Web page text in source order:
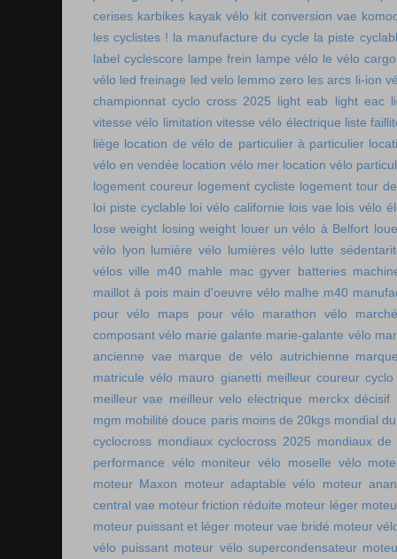
cerises karbikes kayak vélo kit conversion vae
les cyclistes ! la manufacture du cycle la piste
label cyclescore lampe frein lampe vélo le vélo
vélo led freinage led velo lemmo zero les arcs li-ion
championnat cyclo cross 2025 light eab light eac
vitesse vélo limitation vitesse vélo électrique liste
liège location de vélo de particulier à particulier
vélo en vendée location vélo mer location vélo
logement coureur logement cycliste logement tour
loi piste cyclable loi vélo californie lois vae lois vélo
lose weight losing weight louer un vélo à Belfort
vélo lyon lumière vélo lumières vélo lutte
vélos ville
m40 mahle mac gyver batteries
maillot à pois main d'oeuvre vélo malhe m40
pour vélo
maps pour vélo marathon vélo
composant vélo marie galante marie-galante vélo
ancienne vae marque de vélo autrichienne
matricule vélo mauro gianetti meilleur coureur
meilleur vae meilleur velo electrique merckx décisif
mgm mobilité douce paris moins de 20kgs mondial
cyclocross mondiaux cyclocross 2025 mondiaux de
performance vélo moniteur vélo moselle vélo
moteur Maxon
moteur adaptable vélo
moteur
central vae moteur friction réduite moteur léger
moteur puissant et léger moteur vae bridé moteur
vélo puissant moteur vélo supercondensateur